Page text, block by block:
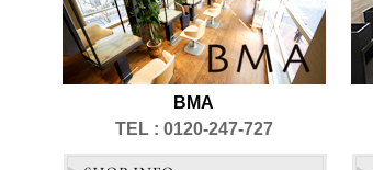
BMA
TEL : 0120-247-727